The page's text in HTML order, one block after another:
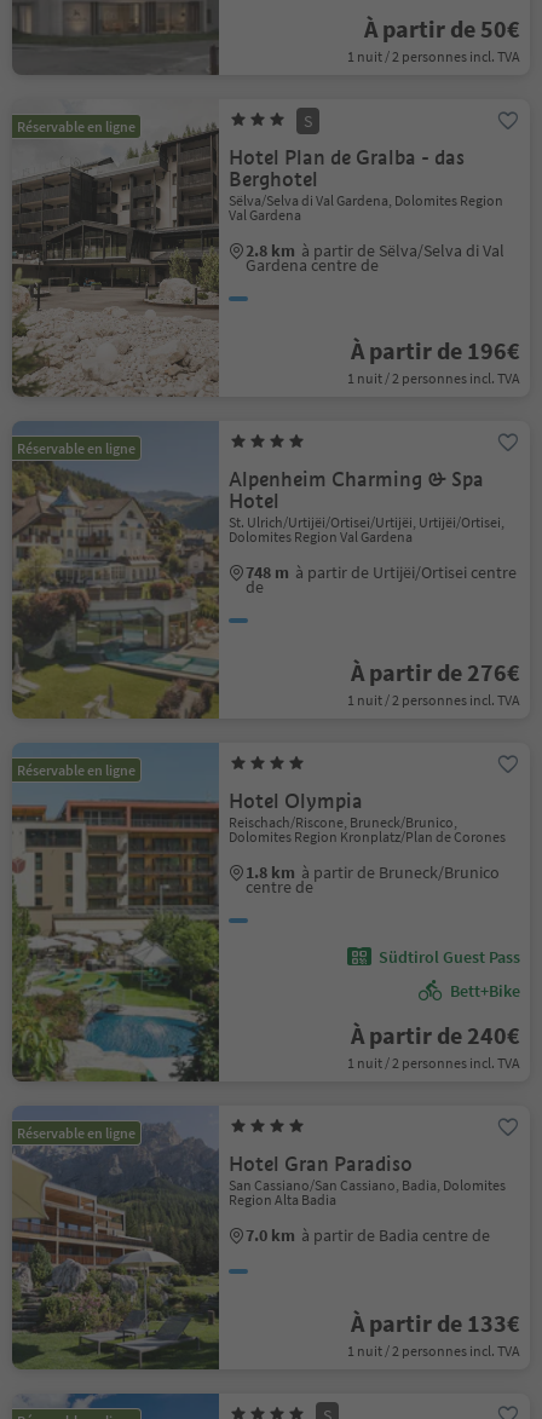
À partir de 50€
1 nuit / 2 personnes incl. TVA
Réservable en ligne S
Hotel Plan de Gralba - das
Berghotel
Sëlva/Selva di Val Gardena, Dolomites Region
Val Gardena
2.8 km à partir de Sëlva/Selva di Val
Gardena centre de
À partir de 196€
1 nuit / 2 personnes incl. TVA
Réservable en ligne
Alpenheim Charming & Spa
Hotel
St. Ulrich/Urtijëi/Ortisei/Urtijëi, Urtijëi/Ortisei,
Dolomites Region Val Gardena
748 m à partir de Urtijëi/Ortisei centre
de
À partir de 276€
1 nuit / 2 personnes incl. TVA
Réservable en ligne
Hotel Olympia
Reischach/Riscone, Bruneck/Brunico,
Dolomites Region Kronplatz/Plan de Corones
1.8 km à partir de Bruneck/Brunico
centre de
Südtirol Guest Pass
Bett+Bike
À partir de 240€
1 nuit / 2 personnes incl. TVA
Réservable en ligne
Hotel Gran Paradiso
San Cassiano/San Cassiano, Badia, Dolomites
Region Alta Badia
7.0 km à partir de Badia centre de
À partir de 133€
1 nuit / 2 personnes incl. TVA